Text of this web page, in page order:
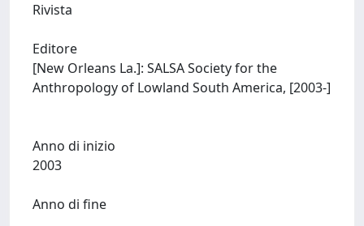
Rivista
Editore
[New Orleans La.]: SALSA Society for the
Anthropology of Lowland South America, [2003-]
Anno di inizio
Anno di fine